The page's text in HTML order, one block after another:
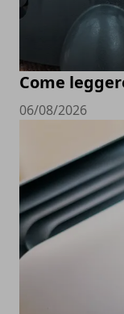
Come
06/08/2026